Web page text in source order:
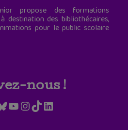
propose des formations
destination des bibliothécaires,
pour le public scolaire
nous !
YouTube
Instagram
TikTokLinkedIn